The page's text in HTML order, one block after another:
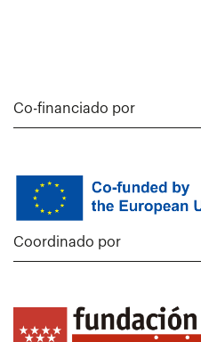
Co-financiado por
Coordinado por